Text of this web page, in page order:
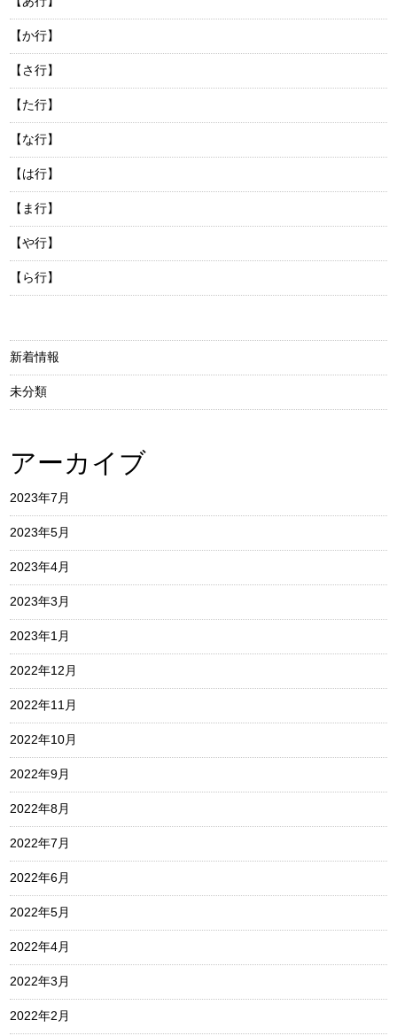
【か行】
【さ行】
【た行】
【な行】
【は行】
【ま行】
【や行】
【ら行】
新着情報
未分類
アーカイブ
2023年7月
2023年5月
2023年4月
2023年3月
2023年1月
2022年12月
2022年11月
2022年10月
2022年9月
2022年8月
2022年7月
2022年6月
2022年5月
2022年4月
2022年3月
2022年2月